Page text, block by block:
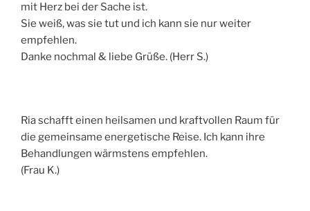
mit Herz bei der Sache ist.
Sie weiß, was sie tut und ich kann sie nur weiter
empfehlen.
Danke nochmal & liebe Grüße. (Herr S.)
Ria schafft einen heilsamen und kraftvollen Raum für
die gemeinsame energetische Reise. Ich kann ihre
Behandlungen wärmstens empfehlen.
(Frau K.)